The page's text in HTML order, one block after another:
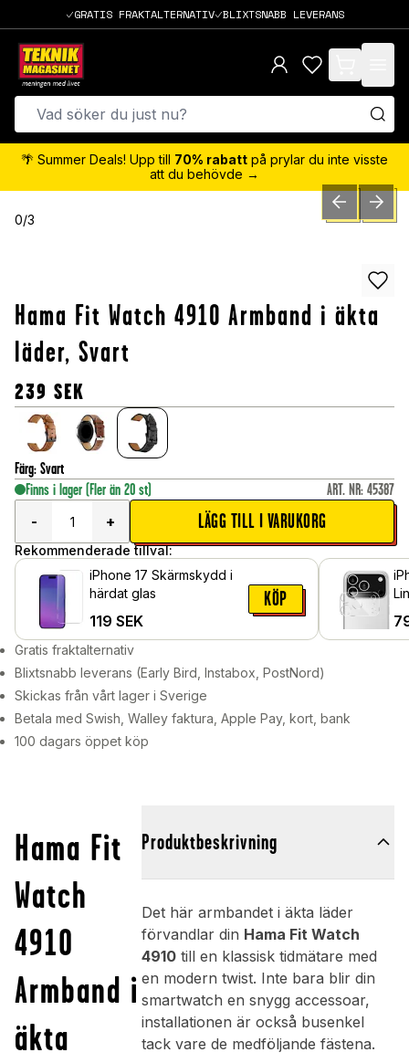
GRATIS FRAKTALTERNATIV BLIXTSNABB LEVERANS
items in cart,
🌴 Summer Deals! Upp till 70% rabatt på prylar du inte visste
att du behövde →
0/3 PREVIOUSNEXT
Hama Fit Watch 4910 Armband i äkta
läder, Svart
239 SEK
Färg: Svart
Finns i lager (Fler än 20 st) ART. NR: 45387
-
+ LÄGG TILL I VARUKORG
Rekommenderade tillval:
iPhone 17 Skärmskydd i
härdat glas
119 SEK
KÖP
Gratis fraktalternativ
Blixtsnabb leverans (Early Bird, Instabox, PostNord)
Skickas från vårt lager i Sverige
Betala med Swish, Walley faktura, Apple Pay, kort, bank
100 dagars öppet köp
Hama Fit
Watch
4910
Armband i
äkta
Produktbeskrivning
Det här armbandet i äkta läder
förvandlar din Hama Fit Watch
4910till en klassisk tidmätare med
en modern twist. Inte bara blir din
smartwatch en snygg accessoar,
installationen är också busenkel
tack vare de medföljande fästena.